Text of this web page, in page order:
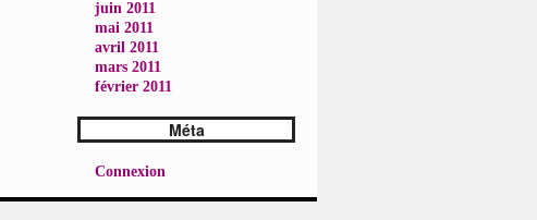
juin 2011
mai 2011
avril 2011
mars 2011
février 2011
Méta
Connexion